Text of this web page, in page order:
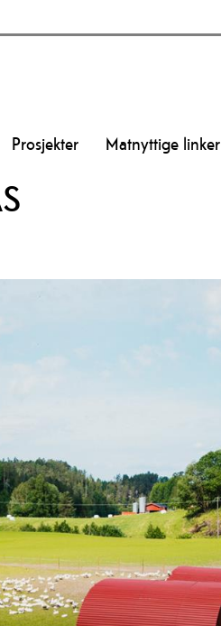
Prosjekter Matnyttige linker